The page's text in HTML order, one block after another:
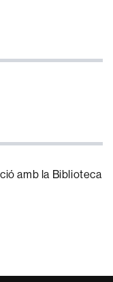
amb la Biblioteca